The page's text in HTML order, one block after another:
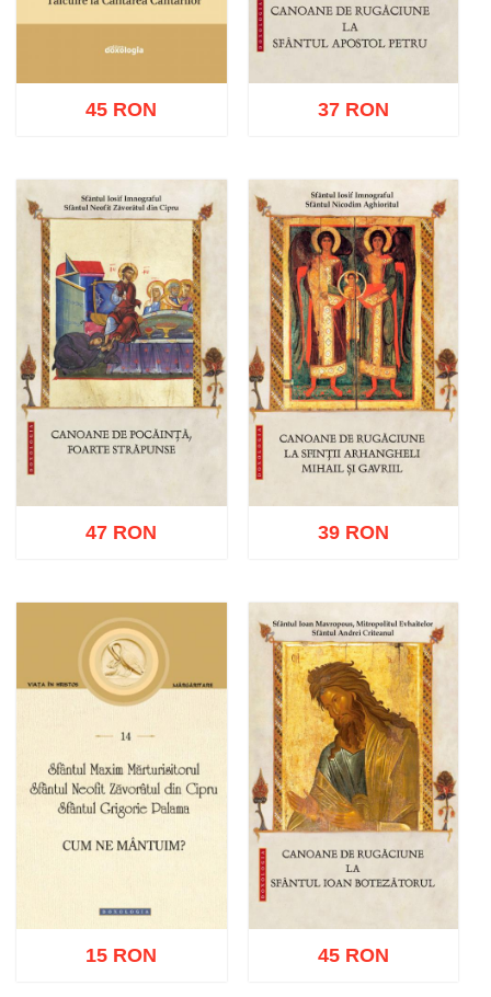
Adaugă în coș Wishlist
45 RON
Adaugă în coș Wishlist
37 RON
Adaugă în coș Wishlist
47 RON
Adaugă în coș Wishlist
39 RON
15 RON 45 RON